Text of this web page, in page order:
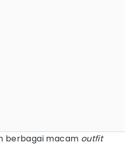
berbagai macam outfit